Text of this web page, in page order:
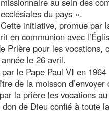
ecclésiales du pays ».
Cette initiative, promue par
en communion avec
Prière pour les vocations,
le 26 avril.
le Pape Paul VI en
de la moisson
la prière les vocations
de Dieu confié à toute